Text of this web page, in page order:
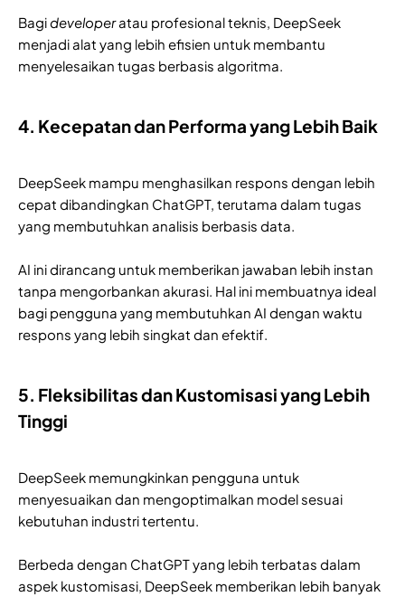
Bagideveloperatau profesional teknis, DeepSeek
menjadi alat yang lebih efisien untuk membantu
menyelesaikan tugas berbasis algoritma.
4. Kecepatan dan Performa yang Lebih Baik
DeepSeek mampu menghasilkan respons dengan lebih
cepat dibandingkan ChatGPT, terutama dalam tugas
yang membutuhkan analisis berbasis data.
AI ini dirancang untuk memberikan jawaban lebih instan
tanpa mengorbankan akurasi. Hal ini membuatnya ideal
bagi pengguna yang membutuhkan AI dengan waktu
respons yang lebih singkat dan efektif.
5. Fleksibilitas dan Kustomisasi yang Lebih
Tinggi
DeepSeek memungkinkan pengguna untuk
menyesuaikan dan mengoptimalkan model sesuai
kebutuhan industri tertentu.
Berbeda dengan ChatGPT yang lebih terbatas dalam
aspek kustomisasi, DeepSeek memberikan lebih banyak